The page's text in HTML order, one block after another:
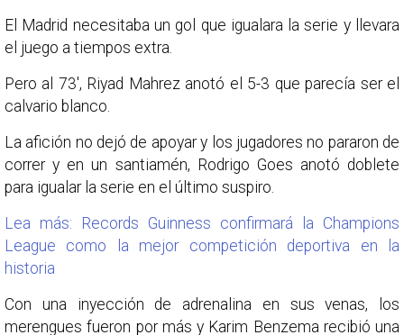
El Madrid necesitaba un gol que igualara la serie y llevara
el juego a tiempos extra.
Pero al 73', Riyad Mahrez anotó el 5-3 que parecía ser el
calvario blanco.
La afición no dejó de apoyar y los jugadores no pararon de
correr y en un santiamén, Rodrigo Goes anotó doblete
para igualar la serie en el último suspiro.
Lea más: Records Guinness confirmará la Champions
League como la mejor competición deportiva en la
historia
Con una inyección de adrenalina en sus venas, los
merengues fueron por más y Karim Benzema recibió una